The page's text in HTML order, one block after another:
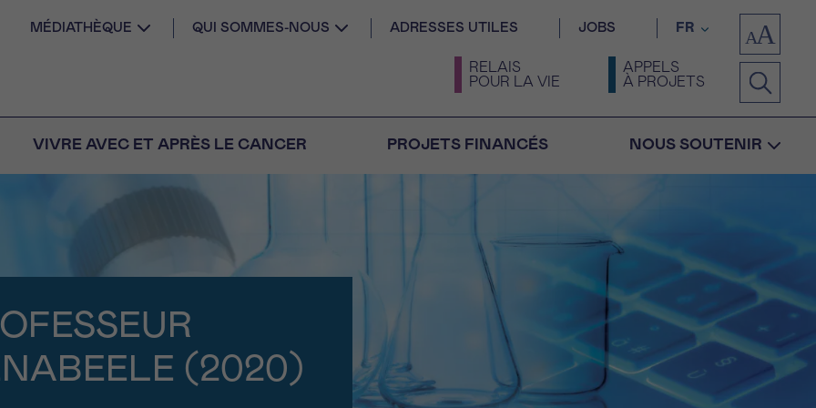
MÉDIATHÈQUE QUI SOMMES-NOUS ADRESSES UTILES JOBS FR
RELAIS
POUR LA VIE
APPELS
À PROJETS
VIVRE AVEC ET APRÈS LE CANCER PROJETS FINANCÉS NOUS SOUTENIR
(2020)
SEUL
pour répondre à
sur le cancer
Question
DU RENDEZ-VOUS